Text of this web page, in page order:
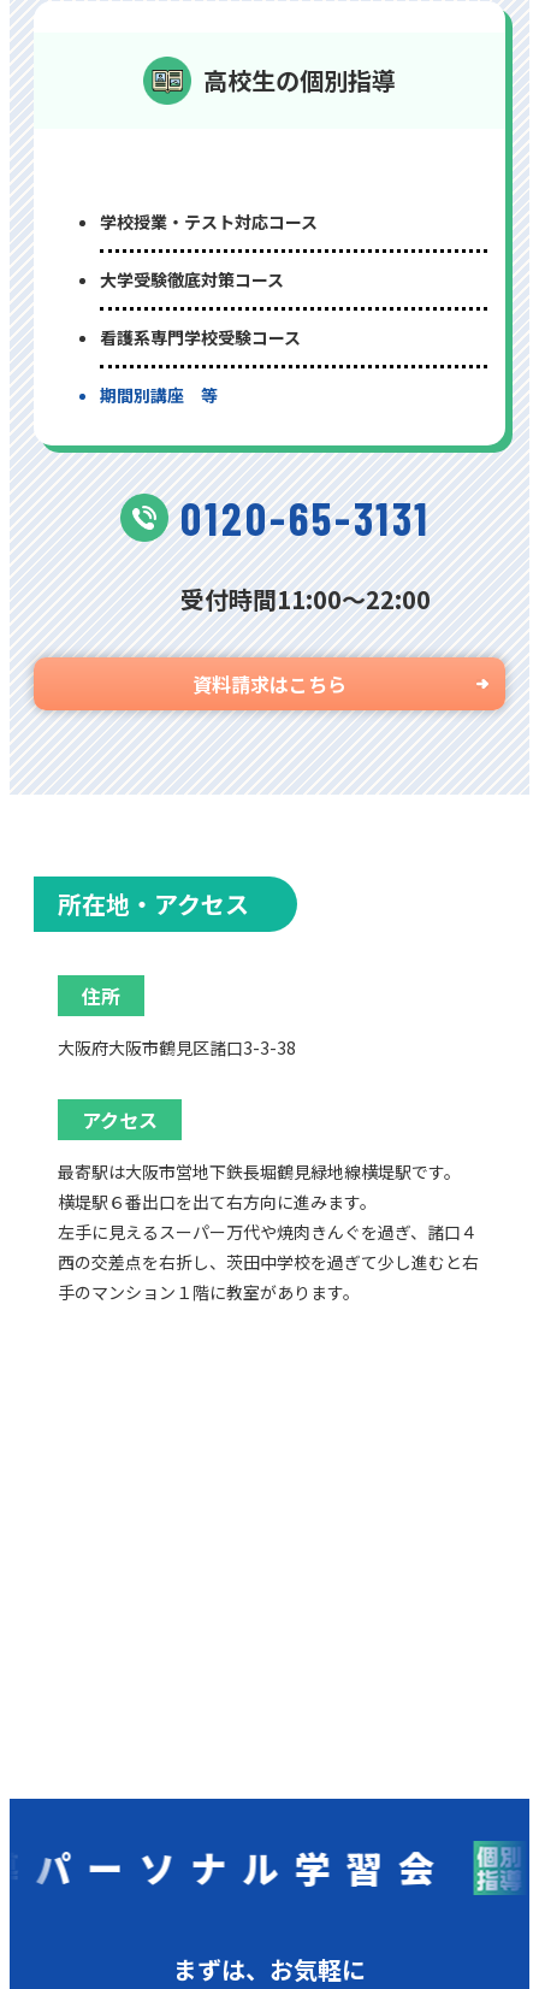
高校生の個別指導
学校授業・テスト対応コース
⼤学受験徹底対策コース
看護系専⾨学校受験コース
期間別講座 等
0120-65-3131
受付時間11:00〜22:00
資料請求はこちら
所在地・アクセス
住所
大阪府大阪市鶴見区諸口3-3-38
アクセス
最寄駅は大阪市営地下鉄長堀鶴見緑地線横堤駅です。
横堤駅６番出口を出て右方向に進みます。
左手に見えるスーパー万代や焼肉きんぐを過ぎ、諸口４
西の交差点を右折し、茨田中学校を過ぎて少し進むと右
手のマンション１階に教室があります。
ソナル学習会
まずは、お気軽に